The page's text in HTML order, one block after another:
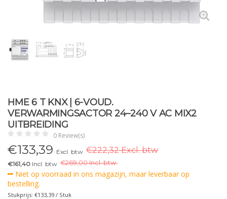
HME 6 T KNX | 6-VOUD.
VERWARMINGSACTOR 24–240 V AC MIX2
UITBREIDING
0 Review(s)
€133,39 Excl. btw €222,32 Excl. btw
€161,40 Incl. btw €269,00 Incl. btw.
Niet op voorraad in ons magazijn, maar leverbaar op
bestelling.
Stukprijs: €133,39 / Stuk